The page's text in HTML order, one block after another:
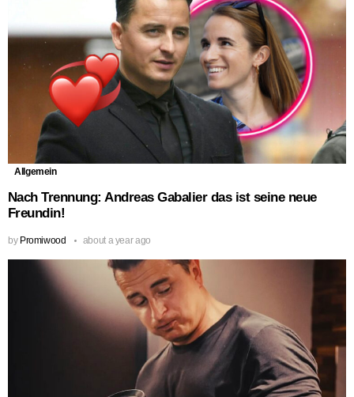
Allgemein
Nach Trennung: Andreas Gabalier das ist seine neue
Freundin!
by Promiwood about a year ago